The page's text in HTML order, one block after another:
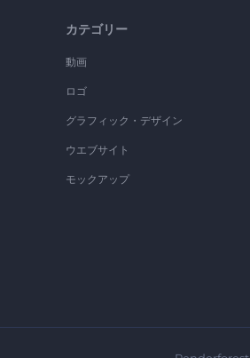
カテゴリー
動画
ロゴ
グラフィック・デザイン
ウエブサイト
モックアップ